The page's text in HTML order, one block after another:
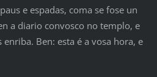
e espadas, coma se fose un
a diario convosco no templo, e
Ben: esta é a vosa hora, e